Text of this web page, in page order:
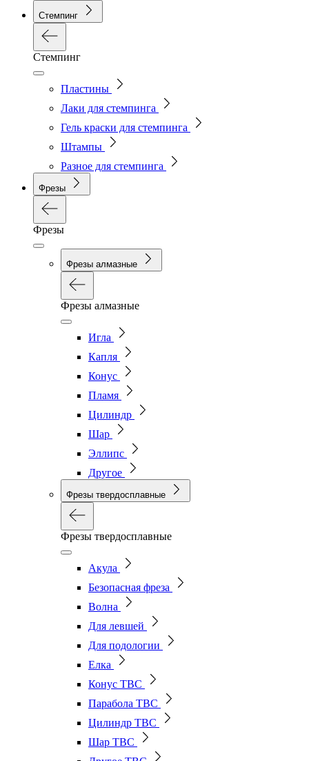
Стемпинг
Стемпинг
Пластины
Лаки для стемпинга
Гель краски для стемпинга
Штампы
Разное для стемпинга
Фрезы
Фрезы
Фрезы алмазные
Фрезы алмазные
Игла
Капля
Конус
Пламя
Цилиндр
Шар
Эллипс
Другое
Фрезы твердосплавные
Фрезы твердосплавные
Акула
Безопасная фреза
Волна
Для левшей
Для подологии
Елка
Конус ТВС
Парабола ТВС
Цилиндр ТВС
Шар ТВС